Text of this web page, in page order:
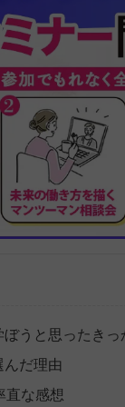
ぼうと思ったきっ
んだ理由
直な感想